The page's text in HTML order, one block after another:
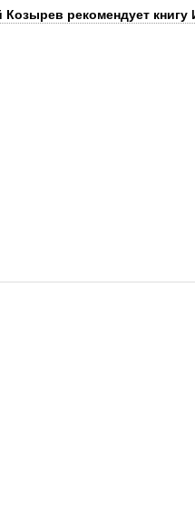
Козырев рекомендует